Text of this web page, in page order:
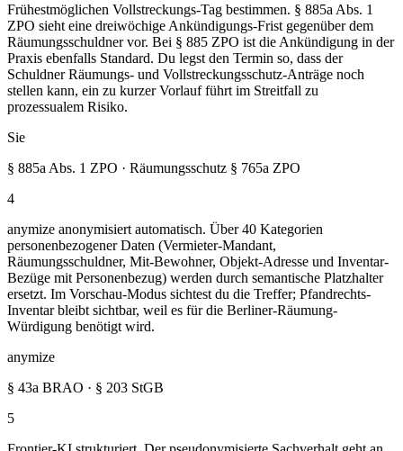
Frühestmöglichen Vollstreckungs-Tag bestimmen. § 885a Abs. 1
ZPO sieht eine dreiwöchige Ankündigungs-Frist gegenüber dem
Räumungsschuldner vor. Bei § 885 ZPO ist die Ankündigung in der
Praxis ebenfalls Standard. Du legst den Termin so, dass der
Schuldner Räumungs- und Vollstreckungsschutz-Anträge noch
stellen kann, ein zu kurzer Vorlauf führt im Streitfall zu
prozessualem Risiko.
Sie
§ 885a Abs. 1 ZPO · Räumungsschutz § 765a ZPO
4
anymize anonymisiert automatisch. Über 40 Kategorien
personenbezogener Daten (Vermieter-Mandant,
Räumungsschuldner, Mit-Bewohner, Objekt-Adresse und Inventar-
Bezüge mit Personenbezug) werden durch semantische Platzhalter
ersetzt. Im Vorschau-Modus sichtest du die Treffer; Pfandrechts-
Inventar bleibt sichtbar, weil es für die Berliner-Räumung-
Würdigung benötigt wird.
anymize
§ 43a BRAO · § 203 StGB
5